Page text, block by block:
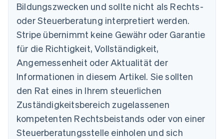
Bildungszwecken und sollte nicht als Rechts-
oder Steuerberatung interpretiert werden.
Stripe übernimmt keine Gewähr oder Garantie
für die Richtigkeit, Vollständigkeit,
Angemessenheit oder Aktualität der
Informationen in diesem Artikel. Sie sollten
den Rat eines in Ihrem steuerlichen
Zuständigkeitsbereich zugelassenen
kompetenten Rechtsbeistands oder von einer
Steuerberatungsstelle einholen und sich
Australien
English
Belgien
NederlandsFrançais DeutschEnglish
Brasilien
Bulgarien
English
Dänemark
English
Deutschland
DeutschEnglish